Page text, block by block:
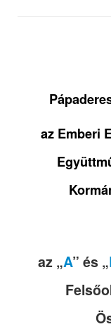
az Emberi
az „A” és „